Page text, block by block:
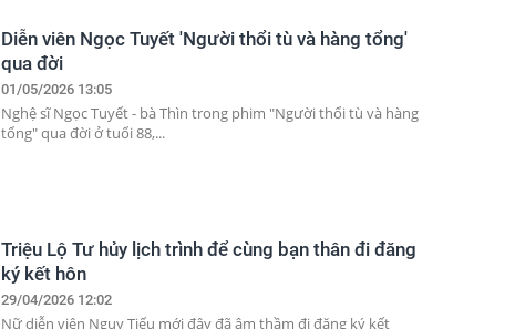
Diễn viên Ngọc Tuyết 'Người thổi tù và hàng tổng'
qua đời
01/05/2026 13:05
Nghệ sĩ Ngọc Tuyết - bà Thìn trong phim "Người thổi tù và hàng
tổng" qua đời ở tuổi 88,...
Triệu Lộ Tư hủy lịch trình để cùng bạn thân đi đăng
ký kết hôn
29/04/2026 12:02
Nữ diễn viên Ngụy Tiếu mới đây đã âm thầm đi đăng ký kết